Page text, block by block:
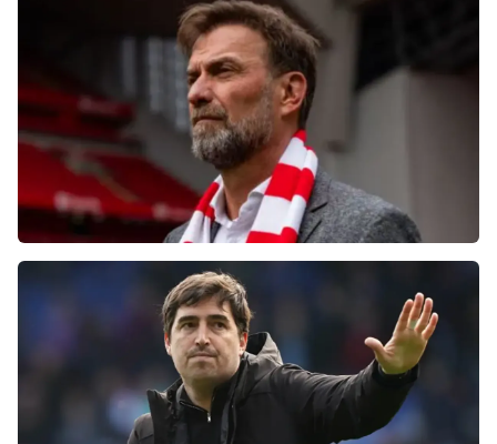
неспособностью команды обыграть нынешний
Болельщики «Ливерпуля» освистали команду
после ничьей с «Челси»